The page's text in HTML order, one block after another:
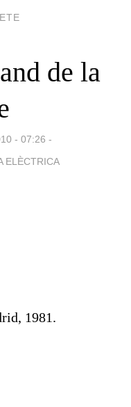
de la
- 07:26 -
ELÈCTRICA
1981.